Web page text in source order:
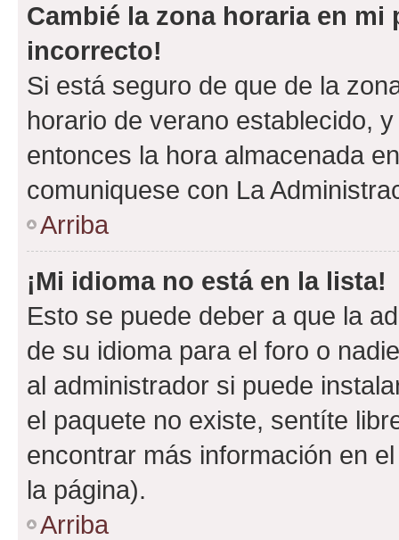
Cambié la zona horaria en
incorrecto!
Si está seguro de que de la
horario de verano establecido,
entonces la hora almacenada
comuniquese con La
Arriba
¡Mi idioma no está en la lista!
Esto se puede deber a que la
de su idioma para el foro o
al administrador si puede
el paquete no existe, sentíte
encontrar más información en
la página).
Arriba